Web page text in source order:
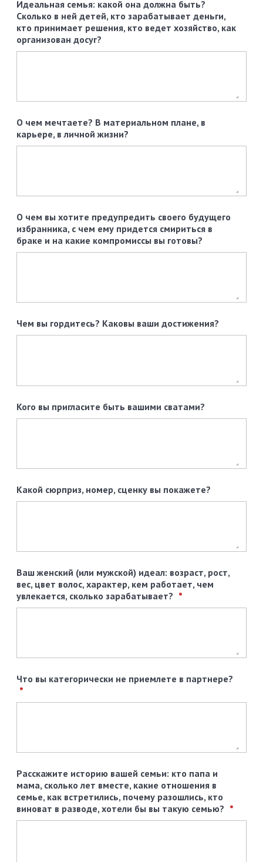
Идеальная семья: какой она должна быть?
Сколько в ней детей, кто зарабатывает деньги,
кто принимает решения, кто ведет хозяйство, как
организован досуг?
О чем мечтаете? В материальном плане, в
карьере, в личной жизни?
О чем вы хотите предупредить своего будущего
избранника, с чем ему придется смириться в
браке и на какие компромиссы вы готовы?
Чем вы гордитесь? Каковы ваши достижения?
Кого вы пригласите быть вашими сватами?
Какой сюрприз, номер, сценку вы покажете?
Ваш женский (или мужской) идеал: возраст, рост,
вес, цвет волос, характер, кем работает, чем
увлекается, сколько зарабатывает?
Что вы категорически не приемлете в партнере?
Расскажите историю вашей семьи: кто папа и
мама, сколько лет вместе, какие отношения в
семье, как встретились, почему разошлись, кто
виноват в разводе, хотели бы вы такую семью?